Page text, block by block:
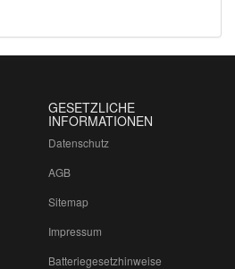
GESETZLICHE
INFORMATIONEN
Datenschutz
AGB
Sitemap
Impressum
Batteriegesetzhinweise